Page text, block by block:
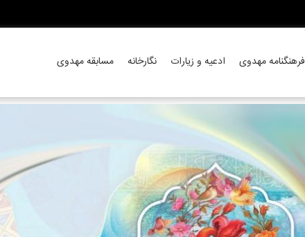
فرهنگنامه مهدوی ادعیه و زیارات نگارخانه مسابقه مهدوی